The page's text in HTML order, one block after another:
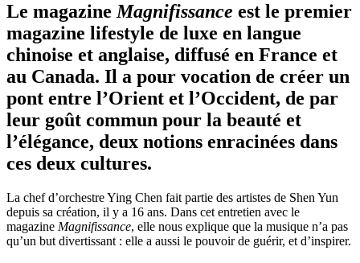
Le magazineMagnifissance est le premier
magazine lifestyle de luxe en langue
chinoise et anglaise, diffusé en France et
au Canada. Il a pour vocation de créer un
pont entre l’Orient et l’Occident, de par
leur goût commun pour la beauté et
l’élégance, deux notions enracinées dans
ces deux cultures.
La chef d’orchestre Ying Chen fait partie des artistes de Shen Yun
depuis sa création, il y a 16 ans. Dans cet entretien avec le
magazine Magnifissance, elle nous explique que la musique n’a pas
qu’un but divertissant : elle a aussi le pouvoir de guérir, et d’inspirer.